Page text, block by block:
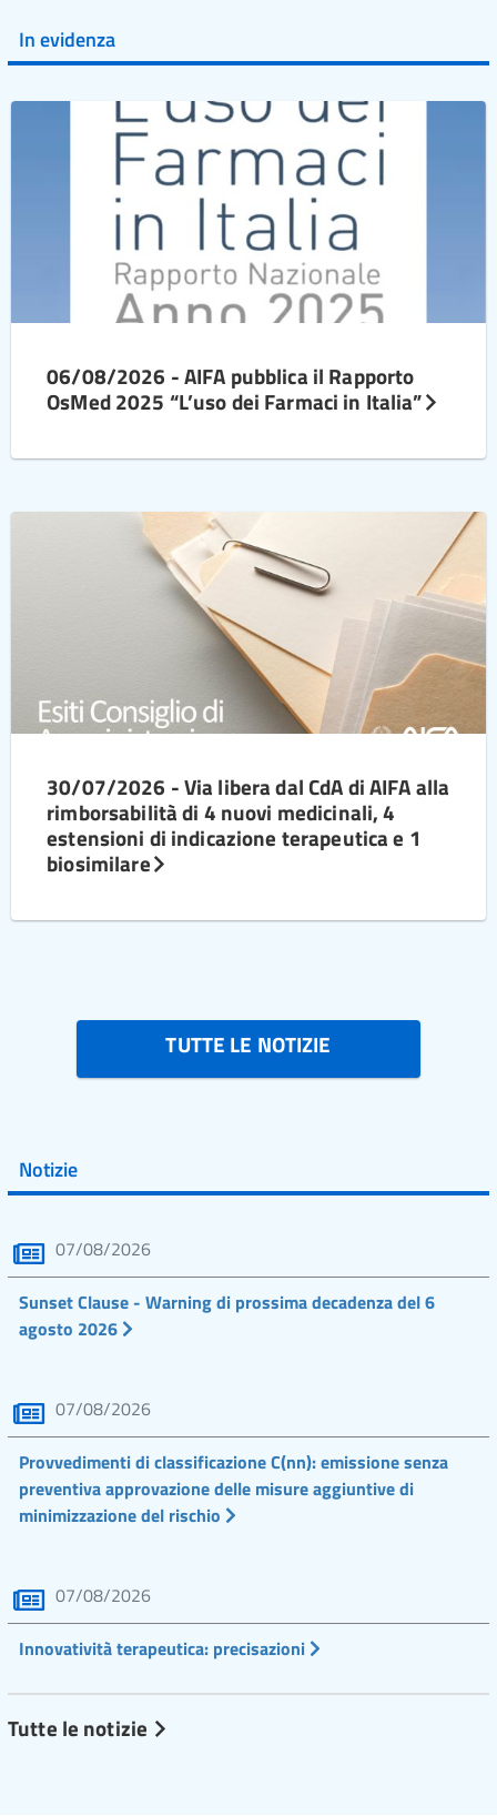
In evidenza
06/08/2026 - AIFA pubblica il Rapporto
OsMed 2025 “L’uso dei Farmaci in Italia”
30/07/2026 - Via libera dal CdA di AIFA alla
rimborsabilità di 4 nuovi medicinali, 4
estensioni di indicazione terapeutica e 1
biosimilare
TUTTE LE NOTIZIE
Notizie
07/08/2026
Sunset Clause - Warning di prossima decadenza del 6
agosto 2026
07/08/2026
Provvedimenti di classificazione C(nn): emissione senza
preventiva approvazione delle misure aggiuntive di
minimizzazione del rischio
07/08/2026
Innovatività terapeutica: precisazioni
Tutte le notizie